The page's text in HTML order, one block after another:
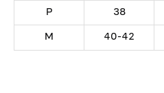
P 38
M 40-42